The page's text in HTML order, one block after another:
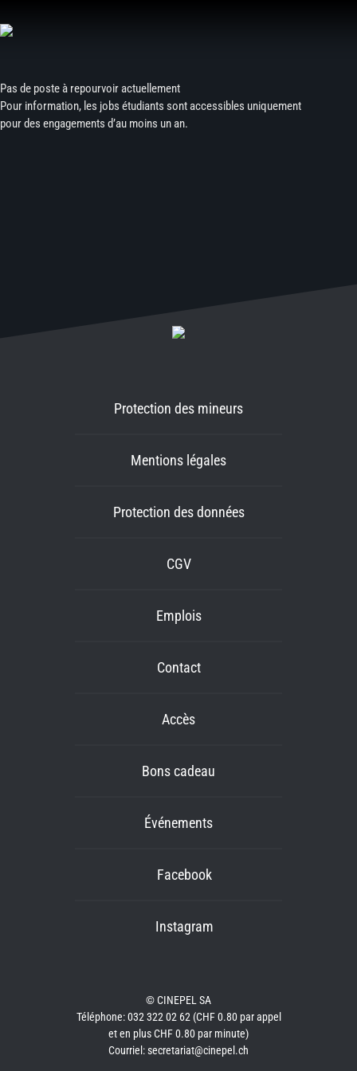
au
Pas de poste à repourvoir actuellement
Pour information, les jobs étudiants sont accessibles uniquement
pour des engagements d’au moins un an.
Protection des mineurs
Mentions légales
Protection des données
CGV
Emplois
Contact
Accès
Bons cadeau
Événements
Facebook
Instagram
© CINEPEL SA
Téléphone: 032 322 02 62 (CHF 0.80 par appel
et en plus CHF 0.80 par minute)
Courriel: secretariat@cinepel.ch